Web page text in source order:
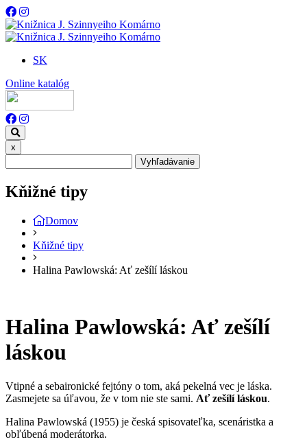
SK
Online katalóg
x
Vyhľadávanie
Kňižné tipy
Domov
Kňižné tipy
Halina Pawlowská: Ať zešílí láskou
Halina Pawlowská: Ať zešílí
láskou
Vtipné a sebaironické fejtóny o tom, aká pekelná vec je láska.
Zasmejete sa úľavou, že v tom nie ste sami. Ať zešílí láskou.
Halina Pawlowská (1955) je česká spisovateľka, scenáristka a
obľúbená moderátorka.